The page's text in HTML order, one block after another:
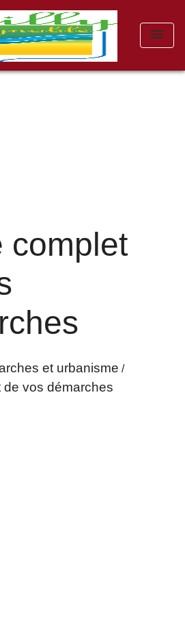
menu
complet
et urbanisme /
de vos démarches